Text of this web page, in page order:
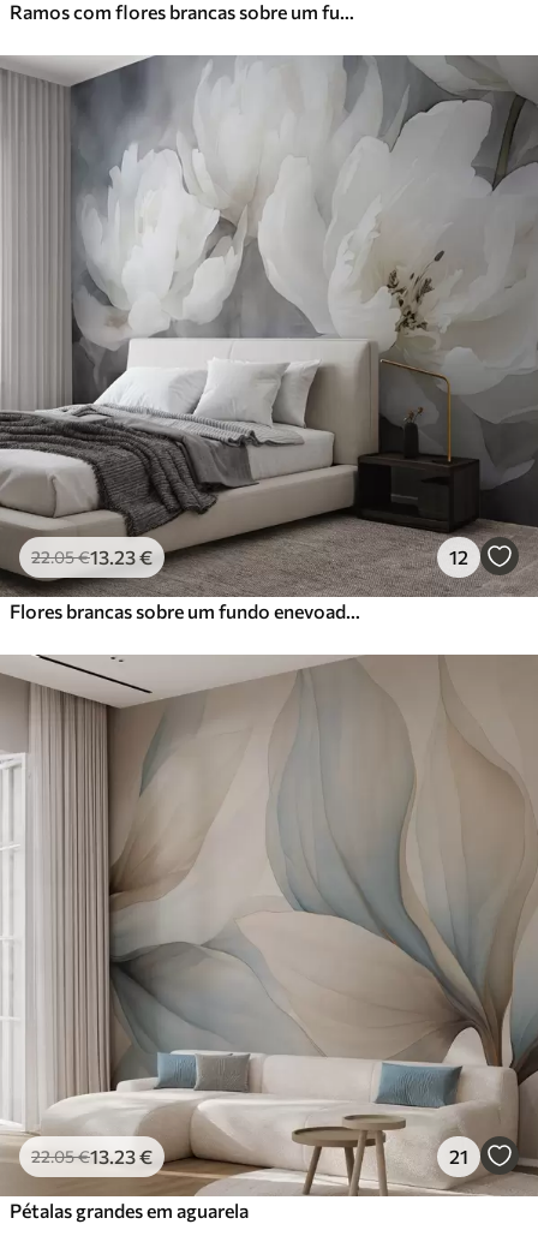
22.05€13 .23€ 12
22.05€13.23€ 21
Pétalas grandes em aguarela